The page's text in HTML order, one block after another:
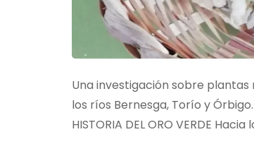
Una investigación sobre
los ríos Bernesga, Torío y
HISTORIA DEL ORO VERDE